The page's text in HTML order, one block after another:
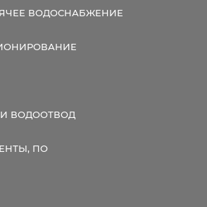
ВОДОСНАБЖЕНИЕ
ВОДООТВОД
ПО